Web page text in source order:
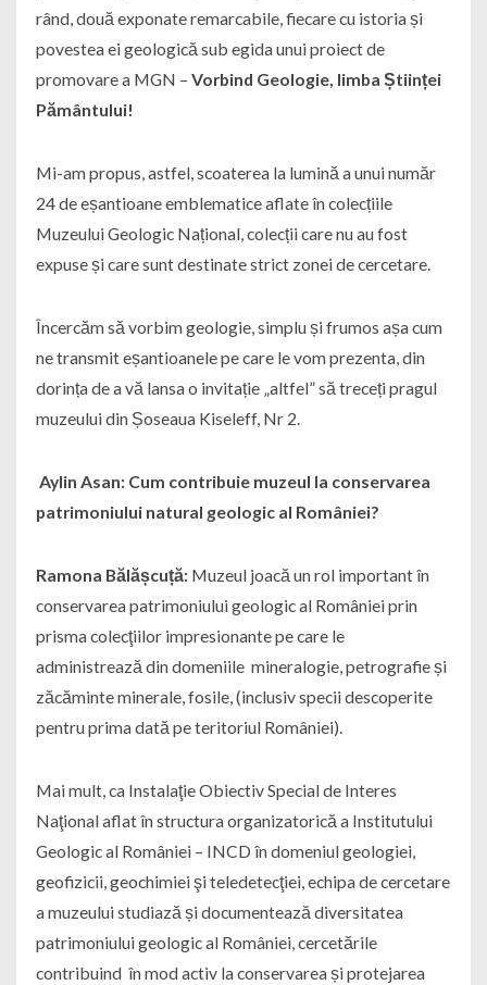
rând, două exponate remarcabile, fiecare cu istoria și
povestea ei geologică sub egida unui proiect de
promovare a MGN – Vorbind Geologie, limba Științei
Pământului!
Mi-am propus, astfel, scoaterea la lumină a unui număr
24 de eșantioane emblematice aflate în colecțiile
Muzeului Geologic Național, colecții care nu au fost
expuse și care sunt destinate strict zonei de cercetare.
Încercăm să vorbim geologie, simplu și frumos așa cum
ne transmit eșantioanele pe care le vom prezenta, din
dorința de a vă lansa o invitație „altfel” să treceți pragul
muzeului din Șoseaua Kiseleff, Nr 2.
Aylin Asan: Cum contribuie muzeul la conservarea
patrimoniului natural geologic al României?
Ramona Bălășcuță:Muzeul joacă un rol important în
conservarea patrimoniului geologic al României prin
prisma colecţiilor impresionante pe care le
administrează din domeniile mineralogie, petrografie și
zăcăminte minerale, fosile, (inclusiv specii descoperite
pentru prima dată pe teritoriul României).
Mai mult, ca Instalaţie Obiectiv Special de Interes
Naţional aflat în structura organizatorică a Institutului
Geologic al României – INCD în domeniul geologiei,
geofizicii, geochimiei şi teledetecţiei, echipa de cercetare
a muzeului studiază și documentează diversitatea
patrimoniului geologic al României, cercetările
contribuind în mod activ la conservarea și protejarea